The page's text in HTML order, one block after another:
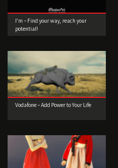
I’m – Find your way, reach your
potential!
Vodafone – Add Power to Your Life